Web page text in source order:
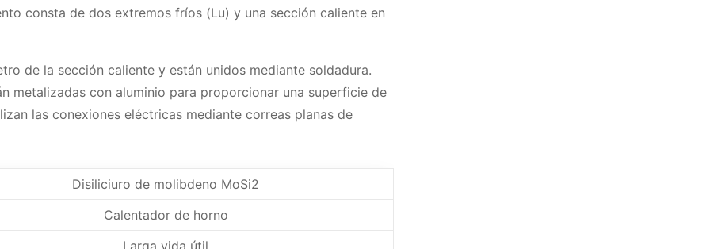
consta de dos extremos fríos (Lu) y una sección caliente en
de la sección caliente y están unidos mediante soldadura.
metalizadas con aluminio para proporcionar una superficie de
las conexiones eléctricas mediante correas planas de
Disiliciuro de molibdeno MoSi2
Calentador de horno
Larga vida útil